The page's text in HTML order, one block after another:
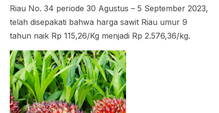
Riau No. 34 periode 30 Agustus – 5 September 2023,
telah disepakati bahwa harga sawit Riau umur 9
tahun naik Rp 115,26/Kg menjadi Rp 2.576,36/kg.